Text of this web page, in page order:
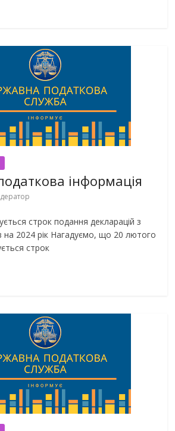
інформація
строк подання декларацій з
на 2024 рік Нагадуємо, що 20 лютого
строк